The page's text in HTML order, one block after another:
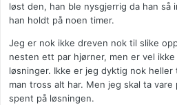
løst den, han ble nysgjerrig da han så
han holdt på noen timer.
Jeg er nok ikke dreven nok til slike
nesten ett par hjørner, men er vel
løsninger. Ikke er jeg dyktig nok
man tross alt har. Men jeg skal ta
spent på løsningen.